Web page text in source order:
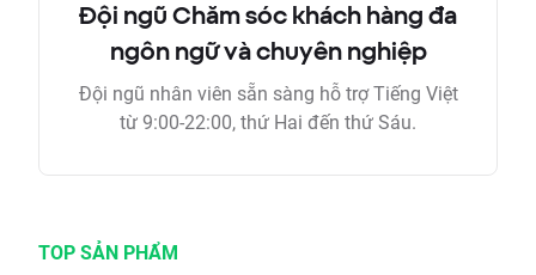
Đội ngũ Chăm sóc khách hàng đa
ngôn ngữ và chuyên nghiệp
Đội ngũ nhân viên sẵn sàng hỗ trợ Tiếng Việt
từ 9:00-22:00, thứ Hai đến thứ Sáu.
TOP SẢN PHẨM